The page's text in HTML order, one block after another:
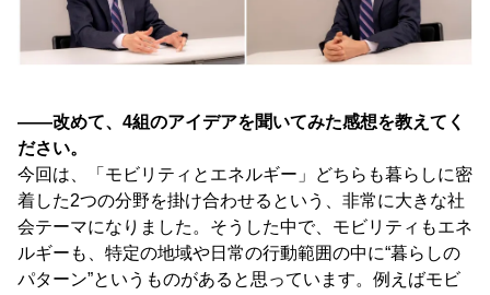
――改めて、4組のアイデアを聞いてみた感想を教えてく
ださい。
今回は、「モビリティとエネルギー」どちらも暮らしに密
着した2つの分野を掛け合わせるという、非常に大きな社
会テーマになりました。そうした中で、モビリティもエネ
ルギーも、特定の地域や日常の行動範囲の中に“暮らしの
パターン”というものがあると思っています。例えばモビ